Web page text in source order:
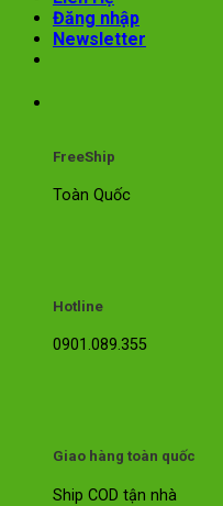
Đăng nhập
Newsletter
FreeShip
Toàn Quốc
Hotline
0901.089.355
Giao hàng toàn quốc
Ship COD tận nhà